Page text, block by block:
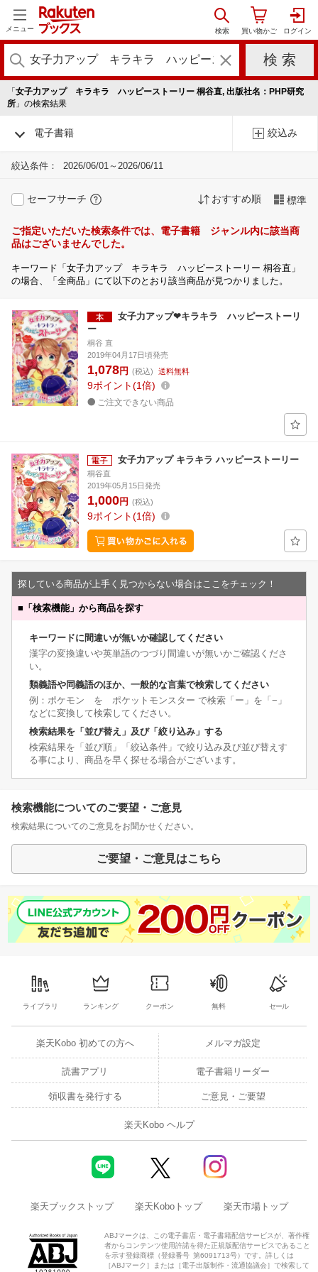
メニュー
「 女子力アップ キラキラ ハッピーストーリー 桐谷直, 出版社名：PHP研究
所 」の検索結果
電子書籍 絞込み
絞込条件： 2026/06/01～2026/06/11
セーフサーチ おすすめ順 標準
ご指定いただいた検索条件では、電子書籍 ジャンル内に該当商
品はございませんでした。
キーワード「女子力アップ キラキラ ハッピーストーリー 桐谷直」
の場合、「全商品」にて以下のとおり該当商品が見つかりました。
女子力アップ❤キラキラ ハッピーストーリ
ー
桐谷 直
2019年04月17日頃発売
1,078円 (税込) 送料無料
9ポイント 1倍
ご注文できない商品
女子力アップ キラキラ ハッピーストーリー
桐谷直
2019年05月15日発売
1,000円 (税込)
9ポイント 1倍
探している商品が上手く見つからない場合はここをチェック！
■ 「検索機能」から商品を探す
キーワードに間違いが無いか確認してください
漢字の変換違いや英単語のつづり間違いが無いかご確認くださ
い。
類義語や同義語のほか、一般的な言葉で検索してください
例：ポケモン を ポケットモンスター で検索「ー」を「−」
などに変換して検索してください。
検索結果を「並び替え」及び「絞り込み」する
検索結果を「並び順」「絞込条件」で絞り込み及び並び替えす
る事により、商品を早く探せる場合がございます。
検索機能についてのご要望・ご意見
検索結果についてのご意見をお聞かせください。
ご要望・ご意見はこちら
ライブラリ ランキング クーポン 無料 セール
楽天Kobo 初めての方へ メルマガ設定
読書アプリ 電子書籍リーダー
領収書を発行する ご意見・ご要望
楽天Kobo ヘルプ
楽天ブックストップ 楽天Koboトップ 楽天市場トップ
ABJマークは、この電子書店・電子書籍配信サービスが、著作権
者からコンテンツ使用許諾を得た正規版配信サービスであること
を示す登録商標（登録番号 第6091713号）です。詳しくは
［ABJマーク］または［電子出版制作・流通協議会］で検索して